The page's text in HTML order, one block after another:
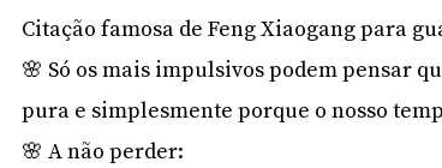
Citação famosa de Feng Xiaogang para
🌸 Só os mais impulsivos podem pensar
pura e simplesmente porque o nosso
🌸 A não perder: